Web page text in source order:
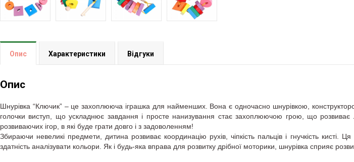
Опис Характеристики Відгуки
Опис
Шнурівка “Ключик” – це захоплююча іграшка для найменших. Вона є одночасно шнурівкою,
голочки виступ, що ускладнює завдання і просте нанизування стає захоплюючою грою, що розвиває
розвиваючих ігор, в які буде грати довго і з задоволенням!
Збираючи невеликі предмети, дитина розвиває координацію рухів, чіпкість пальців і гнучкість кисті.
здатність аналізувати кольори. Як і будь-яка вправа для розвитку дрібної моторики, шнурівка сприяє